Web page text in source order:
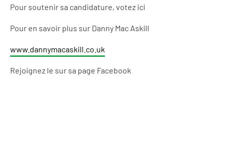
Pour soutenir sa candidature, votez ici
Pour en savoir plus sur Danny Mac Askill
www.dannymacaskill.co.uk
Rejoignez le sur sa page Facebook